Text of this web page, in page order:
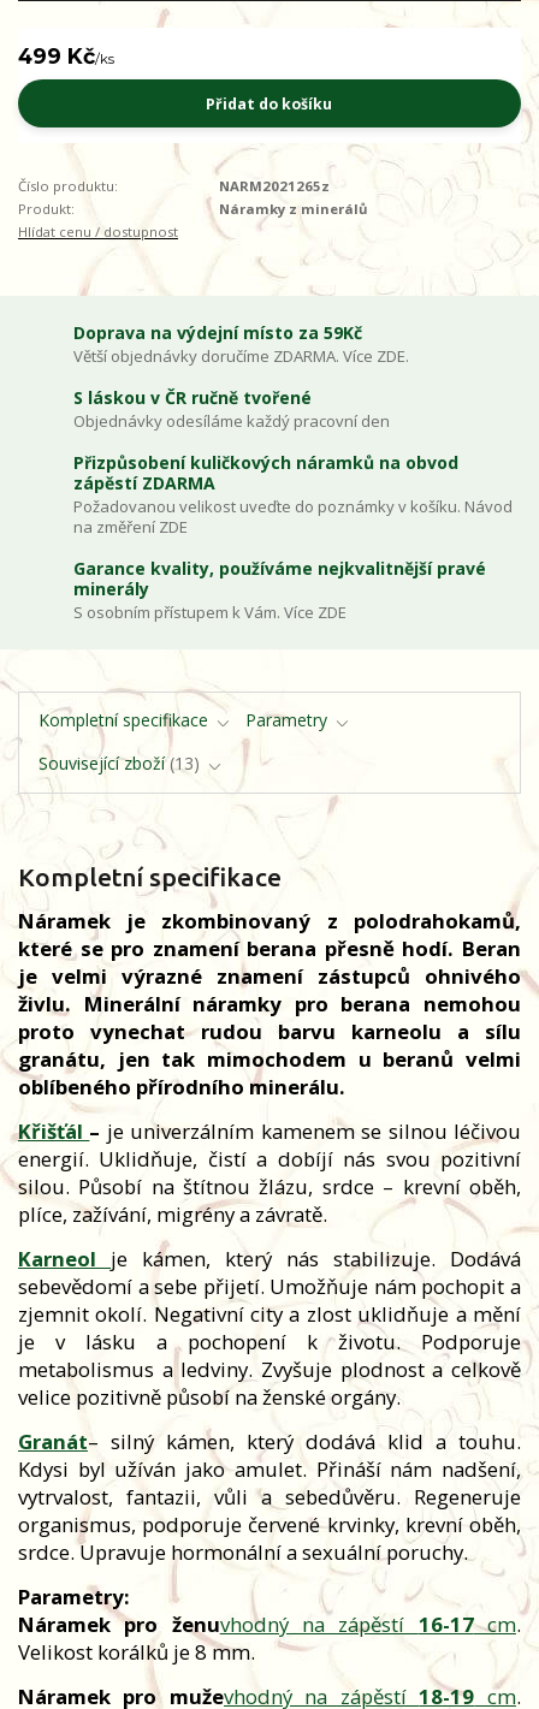
499 Kč/ks
Přidat do košíku
Číslo produktu:
NARM2021265z
Produkt:
Náramky z minerálů
Hlídat cenu / dostupnost
Doprava na výdejní místo za 59Kč
Větší objednávky doručíme ZDARMA. Více ZDE.
S láskou v ČR ručně tvořené
Objednávky odesíláme každý pracovní den
Přizpůsobení kuličkových náramků na obvod
zápěstí ZDARMA
Požadovanou velikost uveďte do poznámky v košíku. Návod
na změření ZDE
Garance kvality, používáme nejkvalitnější pravé
minerály
S osobním přístupem k Vám. Více ZDE
Kompletní specifikace
Parametry
Související zboží 13
Kompletní specifikace
Náramek je zkombinovaný z polodrahokamů,
které se pro znamení berana přesně hodí. Beran
je velmi výrazné znamení zástupců ohnivého
živlu. Minerální náramky pro berana nemohou
proto vynechat rudou barvu karneolu a sílu
granátu, jen tak mimochodem u beranů velmi
oblíbeného přírodního minerálu.
Křišťál – je univerzálním kamenem se silnou léčivou
energií. Uklidňuje, čistí a dobíjí nás svou pozitivní
silou. Působí na štítnou žlázu, srdce – krevní oběh,
plíce, zažívání, migrény a závratě.
Karneol je kámen, který nás stabilizuje. Dodává
sebevědomí a sebe přijetí. Umožňuje nám pochopit a
zjemnit okolí. Negativní city a zlost uklidňuje a mění
je v lásku a pochopení k životu. Podporuje
metabolismus a ledviny. Zvyšuje plodnost a celkově
velice pozitivně působí na ženské orgány.
Granát– silný kámen, který dodává klid a touhu.
Kdysi byl užíván jako amulet. Přináší nám nadšení,
vytrvalost, fantazii, vůli a sebedůvěru. Regeneruje
organismus, podporuje červené krvinky, krevní oběh,
srdce. Upravuje hormonální a sexuální poruchy.
Parametry:
Náramek pro ženuvhodný na zápěstí 16-17cm.
Velikost korálků je 8 mm.
Náramek pro muževhodný na zápěstí18-19 cm.